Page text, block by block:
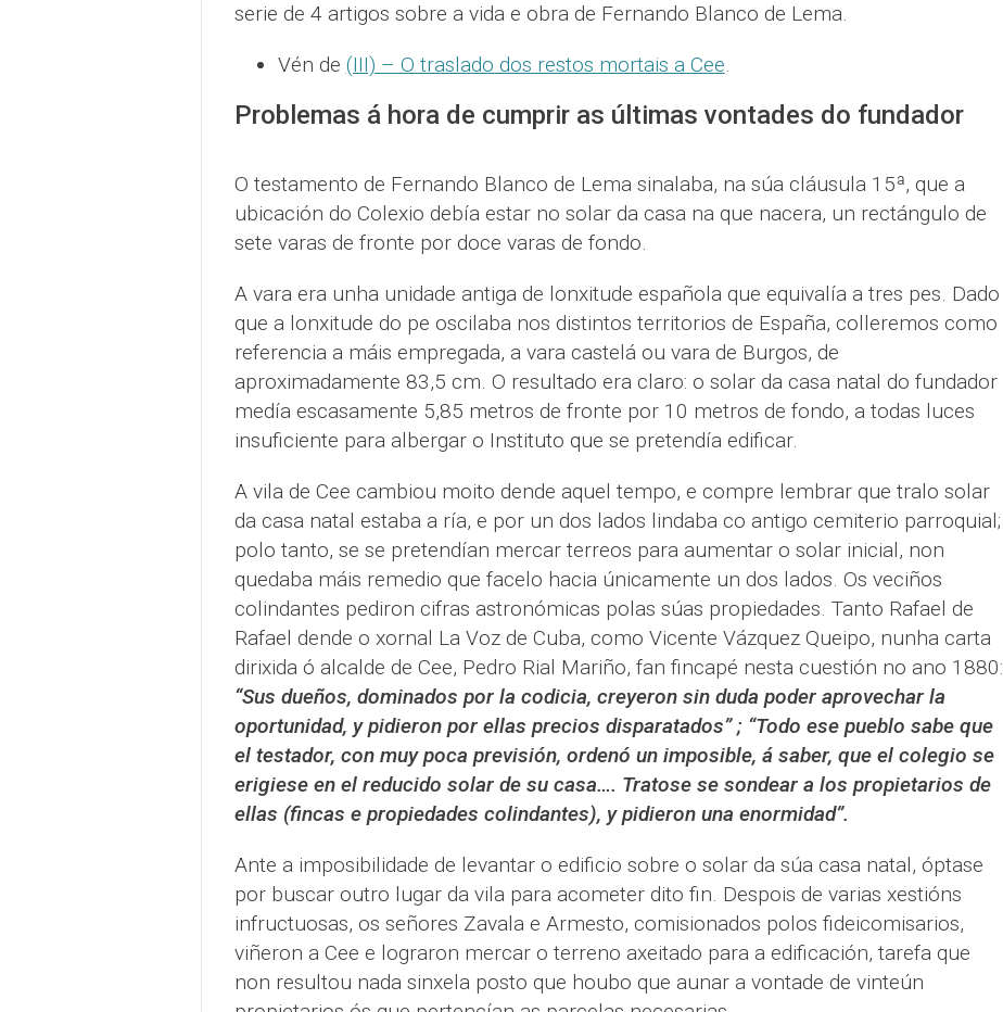
serie de 4 artigos sobre a vida e obra de Fernando Blanco de Lema.
Vén de (III) – O traslado dos restos mortais a Cee.
Problemas á hora de cumprir as últimas vontades do fundador
O testamento de Fernando Blanco de Lema sinalaba, na súa cláusula 15ª, que a
ubicación do Colexio debía estar no solar da casa na que nacera, un rectángulo de
sete varas de fronte por doce varas de fondo.
A vara era unha unidade antiga de lonxitude española que equivalía a tres pes. Dado
que a lonxitude do pe oscilaba nos distintos territorios de España, colleremos como
referencia a máis empregada, a vara castelá ou vara de Burgos, de
aproximadamente 83,5 cm. O resultado era claro: o solar da casa natal do fundador
medía escasamente 5,85 metros de fronte por 10 metros de fondo, a todas luces
insuficiente para albergar o Instituto que se pretendía edificar.
A vila de Cee cambiou moito dende aquel tempo, e compre lembrar que tralo solar
da casa natal estaba a ría, e por un dos lados lindaba co antigo cemiterio parroquial;
polo tanto, se se pretendían mercar terreos para aumentar o solar inicial, non
quedaba máis remedio que facelo hacia únicamente un dos lados. Os veciños
colindantes pediron cifras astronómicas polas súas propiedades. Tanto Rafael de
Rafael dende o xornal La Voz de Cuba, como Vicente Vázquez Queipo, nunha carta
dirixida ó alcalde de Cee, Pedro Rial Mariño, fan fincapé nesta cuestión no ano 1880:
“Sus dueños, dominados por la codicia, creyeron sin duda poder aprovechar la
oportunidad, y pidieron por ellas precios disparatados” ; “Todo ese pueblo sabe que
el testador, con muy poca previsión, ordenó un imposible, á saber, que el colegio se
erigiese en el reducido solar de su casa…. Tratose se sondear a los propietarios de
ellas (fincas e propiedades colindantes), y pidieron una enormidad”.
Ante a imposibilidade de levantar o edificio sobre o solar da súa casa natal, óptase
por buscar outro lugar da vila para acometer dito fin. Despois de varias xestións
infructuosas, os señores Zavala e Armesto, comisionados polos fideicomisarios,
viñeron a Cee e lograron mercar o terreno axeitado para a edificación, tarefa que
non resultou nada sinxela posto que houbo que aunar a vontade de vinteún